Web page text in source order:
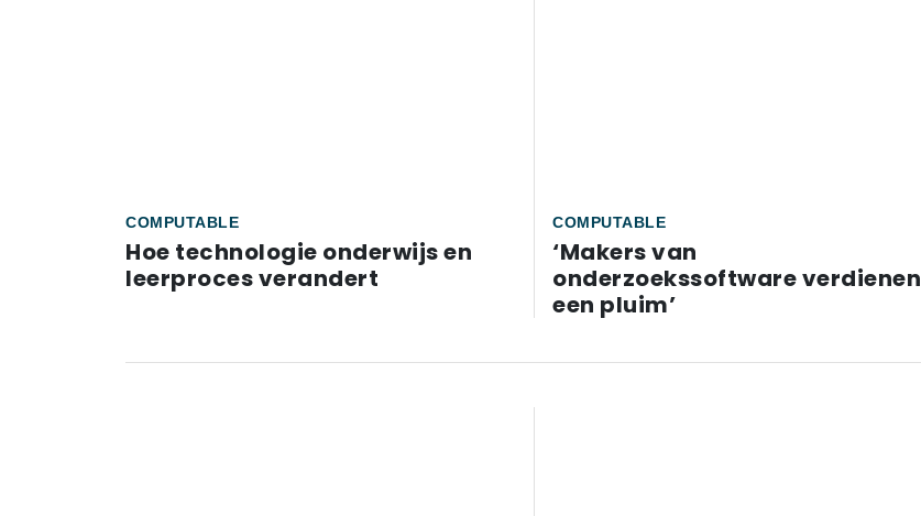
COMPUTABLE
Hoe technologie onderwijs en
leerproces verandert
COMPUTABLE
‘Makers van
onderzoekssoftware verdienen
een pluim’